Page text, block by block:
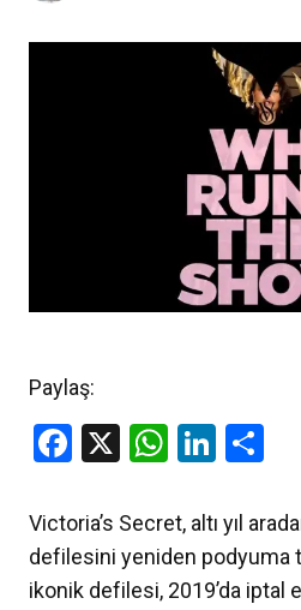
Paylaş:
Facebook
X
Victoria’s Secret, altı yıl
defilesini yeniden podyuma
ikonik defilesi, 2019’da iptal